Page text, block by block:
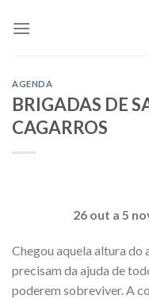
AGENDA
BRIGADAS DE
CAGARROS
26 out a 5
Chegou aquela altura do
precisam da ajuda de
poderem sobreviver. A